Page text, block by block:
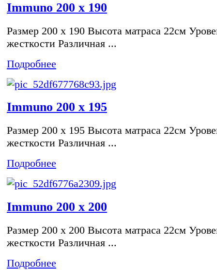
Immuno 200 x 190
Размер 200 x 190 Высота матраса 22см
жесткости Различная ...
Подробнее
Immuno 200 x 195
Размер 200 x 195 Высота матраса 22см
жесткости Различная ...
Подробнее
Immuno 200 x 200
Размер 200 x 200 Высота матраса 22см
жесткости Различная ...
Подробнее